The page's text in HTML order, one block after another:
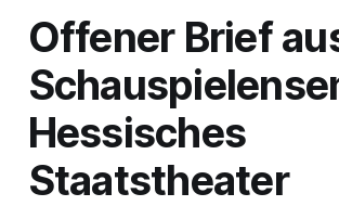
Offener Brief
Hessisches
Staatstheater